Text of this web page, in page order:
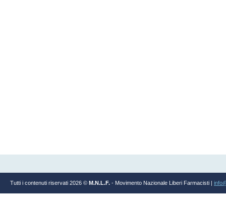
Tutti i contenuti riservati 2026 © M.N.L.F. - Movimento Nazionale Liberi Farmacisti |